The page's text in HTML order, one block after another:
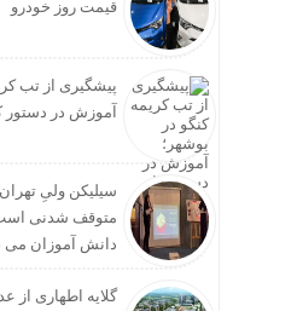
قیمت روز خودرو
پیشگیری از تب
آموزش در دستور
متوقف شدنی
دانش آموزان می
گلایه اطهاری از